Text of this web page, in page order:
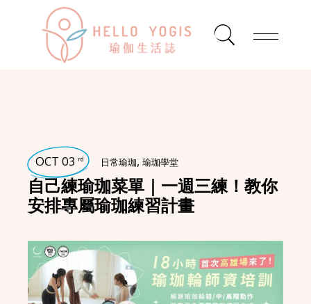
OCT 03 rd 日常瑜珈,瑜珈學堂
自己練瑜珈菜單｜一週三練！教你
安排專屬瑜珈練習計畫